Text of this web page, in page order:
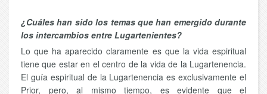
¿Cuáles han sido los temas que han emergido durante
los intercambios entre Lugartenientes?
Lo que ha aparecido claramente es que la vida espiritual
tiene que estar en el centro de la vida de la Lugartenencia.
El guía espiritual de la Lugartenencia es exclusivamente el
Prior, pero, al mismo tiempo, es evidente que el